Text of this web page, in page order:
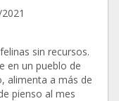
sin recursos.
en un pueblo de
alimenta a más de
pienso al mes